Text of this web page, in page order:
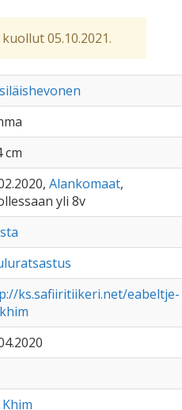
05.10.2021.
cm
Alankomaat,
yli 8v
ks.safiiritiikeri.net/eabeltje-
Khim